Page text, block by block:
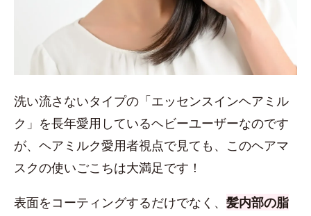
洗い流さないタイプの「エッセンスインヘアミル
ク」を長年愛用しているヘビーユーザーなのです
が、ヘアミルク愛用者視点で見ても、このヘアマ
スクの使いごこちは大満足です！
表面をコーティングするだけでなく、 髪内部の脂